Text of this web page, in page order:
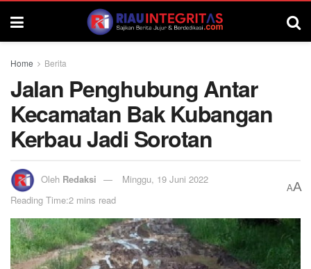
Home Berita
Jalan Penghubung Antar
Kecamatan Bak Kubangan
Kerbau Jadi Sorotan
Oleh Redaksi
Minggu, 19 Juni 2022
Reading Time:2 mins read
AA